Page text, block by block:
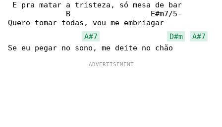
E pra matar a tristeza, só mesa de bar
             B                  E#m7/5-
Quero tomar todas, vou me embriagar
A#7
D#m
A#7